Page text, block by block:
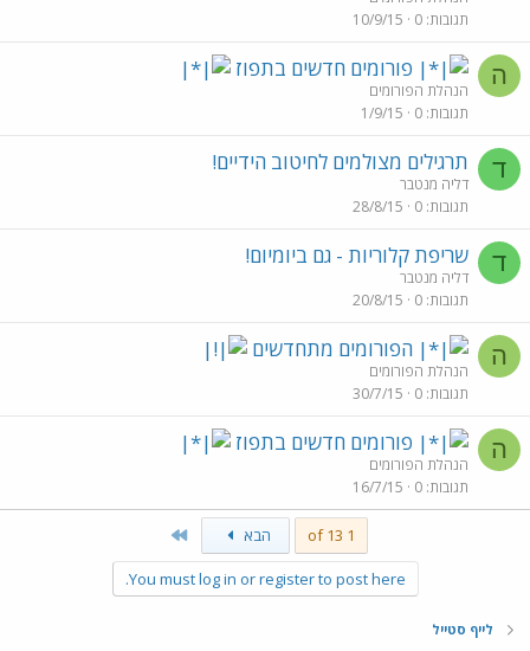
תגובות 0
10/9/15
ה פורומים חדשים בתפוז
הנהלת הפורומים
תגובות 0
1/9/15
ד תרגילים מצולמים לחיטוב הידיים!
דליה מנטבר
תגובות 0
28/8/15
ד שריפת קלוריות - גם ביומיום!
דליה מנטבר
תגובות 0
20/8/15
ה הפורומים מתחדשים
הנהלת הפורומים
תגובות 0
30/7/15
ה פורומים חדשים בתפוז
הנהלת הפורומים
תגובות 0
16/7/15
1 of 13 הבא
You must log in or register to post here.
לייף סטייל